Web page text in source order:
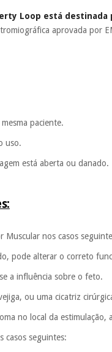
Loop está
aprovada por
paciente.
uso.
está aberta ou danado.
Muscular nos casos
pode alterar o correto
a influência sobre o feto.
ou uma cicatriz
no local da
casos seguintes: